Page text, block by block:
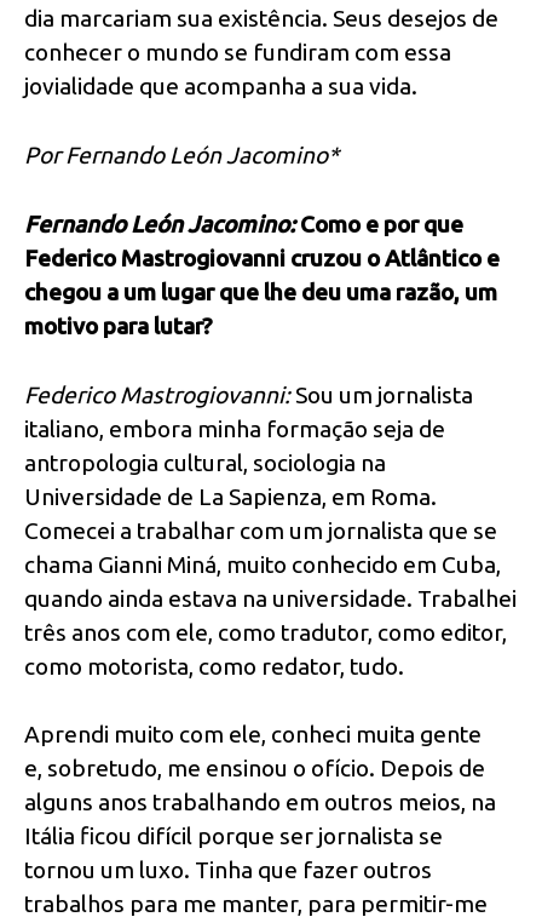
dia marcariam sua existência. Seus desejos de
conhecer o mundo se fundiram com essa
jovialidade que acompanha a sua vida.
Por Fernando León Jacomino*
Fernando León Jacomino:Como e por que
Federico Mastrogiovanni cruzou o Atlântico e
chegou a um lugar que lhe deu uma razão, um
motivo para lutar?
Federico Mastrogiovanni:Sou um jornalista
italiano, embora minha formação seja de
antropologia cultural, sociologia na
Universidade de La Sapienza, em Roma.
Comecei a trabalhar com um jornalista que se
chama Gianni Miná, muito conhecido em Cuba,
quando ainda estava na universidade. Trabalhei
três anos com ele, como tradutor, como editor,
como motorista, como redator, tudo.
Aprendi muito com ele, conheci muita gente
e, sobretudo, me ensinou o ofício. Depois de
alguns anos trabalhando em outros meios, na
Itália ficou difícil porque ser jornalista se
tornou um luxo. Tinha que fazer outros
trabalhos para me manter, para permitir-me